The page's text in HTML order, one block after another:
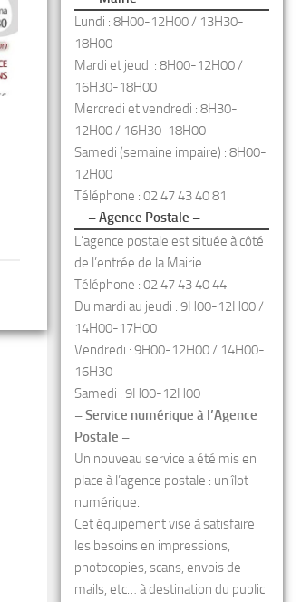
Lundi : 8H00-12H00 / 13H30-
18H00
Mardi et jeudi : 8H00-12H00 /
16H30-18H00
Mercredi et vendredi : 8H30-
12H00 / 16H30-18H00
Samedi (semaine impaire) : 8H00-
12H00
Téléphone : 02 47 43 40 81
– Agence Postale –
L’agence postale est située à côté
de l’entrée de la Mairie.
Téléphone : 02 47 43 40 44
Du mardi au jeudi : 9H00-12H00 /
14H00-17H00
Vendredi : 9H00-12H00 / 14H00-
16H30
Samedi : 9H00-12H00
– Service numérique à l’Agence
Postale –
Un nouveau service a été mis en
place à l’agence postale : un îlot
numérique.
Cet équipement vise à satisfaire
les besoins en impressions,
photocopies, scans, envois de
mails, etc… à destination du public